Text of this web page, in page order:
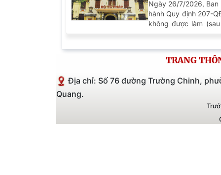
Chấp hành
đảng viên
Ngày 26/7/2026, Ban
hành Quy định 207-
không được làm
QĐ/TW) Quy định
Trung ương Đảng
không được làm và
TRANG
Địa chỉ: Số 76 đường Trường Chinh,
Quang.